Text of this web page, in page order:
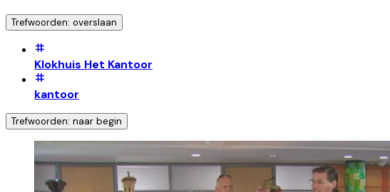
Trefwoorden: overslaan
Klokhuis Het Kantoor
kantoor
Trefwoorden: naar begin